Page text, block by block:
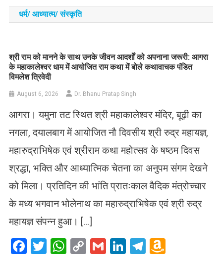
धर्म/ आध्‍यात्‍म/ संस्‍कृति
​श्री राम को मानने के साथ उनके जीवन आदर्शों को अपनाना जरूरी: आगरा
के महाकालेश्वर धाम में आयोजित राम कथा में बोले कथावाचक पंडित
विमलेश त्रिवेदी
August 6, 2026 Dr. Bhanu Pratap Singh
आगरा। यमुना तट स्थित श्री महाकालेश्वर मंदिर, बूढ़ी का
नगला, दयालबाग में आयोजित नौ दिवसीय श्री रुद्र महायज्ञ,
महारुद्राभिषेक एवं श्रीराम कथा महोत्सव के षष्ठम दिवस
श्रद्धा, भक्ति और आध्यात्मिक चेतना का अनुपम संगम देखने
को मिला। प्रतिदिन की भांति प्रातःकाल वैदिक मंत्रोच्चार
के मध्य भगवान भोलेनाथ का महारुद्राभिषेक एवं श्री रुद्र
महायज्ञ संपन्न हुआ। […]
Facebook
Twitter
WhatsApp
CopyGmailLinkedIn
Telegram